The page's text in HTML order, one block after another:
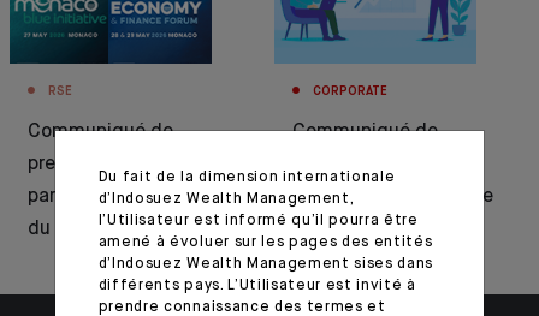
RSE
Communiqué de
presse : CFM Indosuez
partenaire de la MBI et
du BEFF 2026
CORPORATE
Communiqué de
d’une nouvelle gamme
d’ETF actifs
Du fait de la dimension internationale
d’Indosuez Wealth Management,
l’Utilisateur est informé qu’il pourra être
amené à évoluer sur les pages des entités
d’Indosuez Wealth Management sises dans
différents pays. L’Utilisateur est invité à
prendre connaissance des termes et